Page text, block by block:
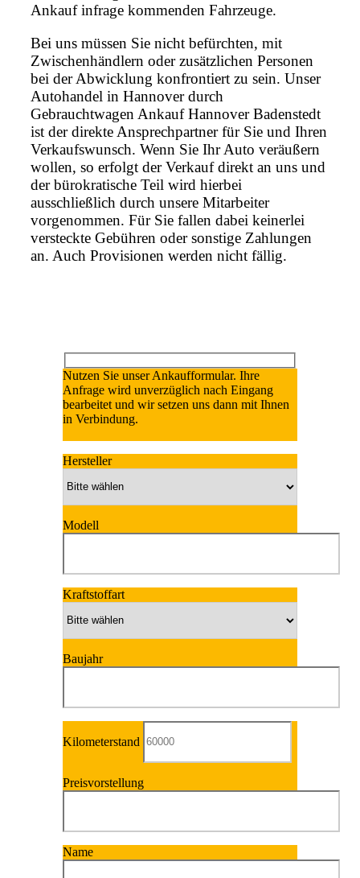
Ankauf infrage kommenden Fahrzeuge.
Bei uns müssen Sie nicht befürchten, mit
Zwischenhändlern oder zusätzlichen Personen
bei der Abwicklung konfrontiert zu sein. Unser
Autohandel in Hannover durch
Gebrauchtwagen Ankauf Hannover Badenstedt
ist der direkte Ansprechpartner für Sie und Ihren
Verkaufswunsch. Wenn Sie Ihr Auto veräußern
wollen, so erfolgt der Verkauf direkt an uns und
der bürokratische Teil wird hierbei
ausschließlich durch unsere Mitarbeiter
vorgenommen. Für Sie fallen dabei keinerlei
versteckte Gebühren oder sonstige Zahlungen
an. Auch Provisionen werden nicht fällig.
Nutzen Sie unser Ankaufformular. Ihre
Anfrage wird unverzüglich nach Eingang
bearbeitet und wir setzen uns dann mit Ihnen
in Verbindung.
Hersteller
Modell
Kraftstoffart
Baujahr
Kilometerstand
Preisvorstellung
Name